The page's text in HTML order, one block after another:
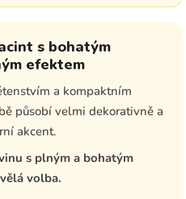
s bohatým
efektem
a kompaktním
působí velmi dekorativně a
akcent.
s plným a bohatým
volba.